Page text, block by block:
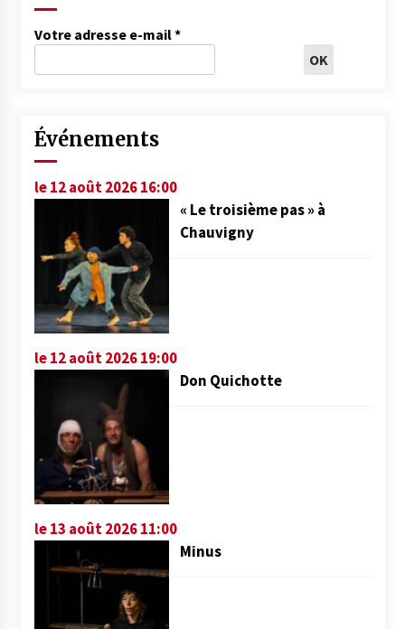
Votre adresse e-mail*
Événements
le 12 août 2026 16:00
« Le troisième pas » à
Chauvigny
le 12 août 2026 19:00
Don Quichotte
le 13 août 2026 11:00
Minus